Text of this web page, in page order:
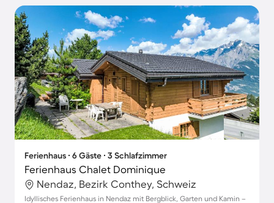
Ferienhaus ∙ 6 Gäste ∙ 3 Schlafzimmer
Ferienhaus Chalet Dominique
Nendaz, Bezirk Conthey, Schweiz
Idyllisches Ferienhaus in Nendaz mit Bergblick, Garten und Kamin –